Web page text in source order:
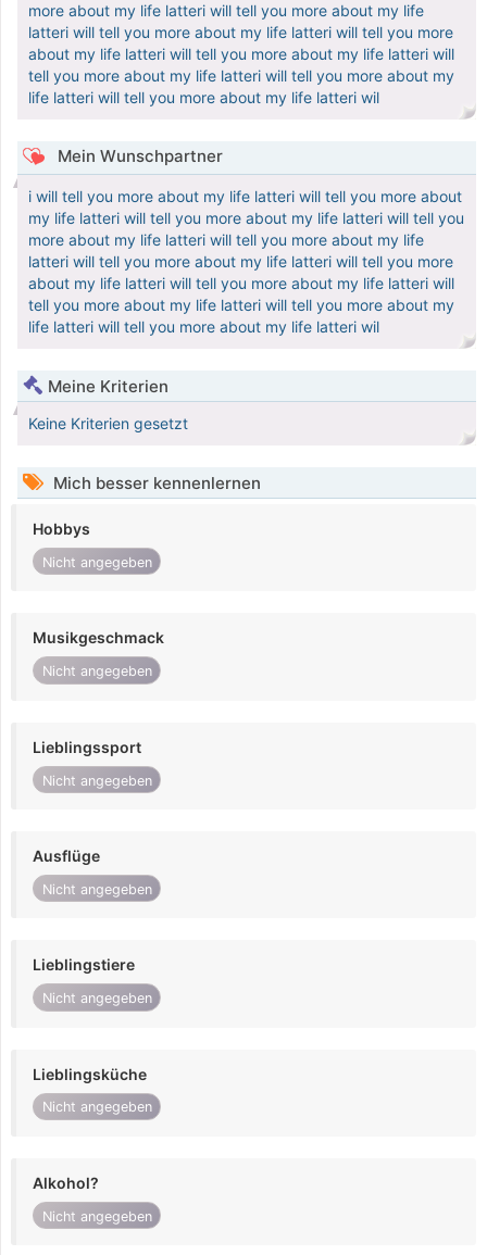
more about my life latteri will tell you more about my life
latteri will tell you more about my life latteri will tell you more
about my life latteri will tell you more about my life latteri will
tell you more about my life latteri will tell you more about my
life latteri will tell you more about my life latteri wil
Mein Wunschpartner
i will tell you more about my life latteri will tell you more about
my life latteri will tell you more about my life latteri will tell you
more about my life latteri will tell you more about my life
latteri will tell you more about my life latteri will tell you more
about my life latteri will tell you more about my life latteri will
tell you more about my life latteri will tell you more about my
life latteri will tell you more about my life latteri wil
Meine Kriterien
Keine Kriterien gesetzt
Mich besser kennenlernen
Hobbys
Nicht angegeben
Musikgeschmack
Nicht angegeben
Lieblingssport
Nicht angegeben
Ausflüge
Nicht angegeben
Lieblingstiere
Nicht angegeben
Lieblingsküche
Nicht angegeben
Alkohol?
Nicht angegeben